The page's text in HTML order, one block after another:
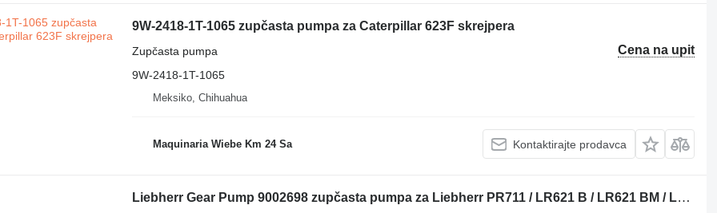
9W-2418-1T-1065 zupčasta pumpa za Caterpillar 623F skrejpera
Cena na upit
Zupčasta pumpa
9W-2418-1T-1065
Meksiko, Chihuahua
Maquinaria Wiebe Km 24 Sa Kontaktirajte prodavca
Liebherr Gear Pump 9002698 zupčasta pumpa za Liebherr PR711 / LR621 B / LR621 BM / LR621 C / LR611 M / PR711 M buldožera